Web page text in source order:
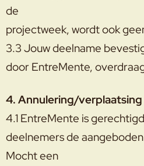
de
projectweek, wordt ook
3.3 Jouw deelname
door EntreMente,
4. Annulering/
4.1 EntreMente is
deelnemers de
Mocht een